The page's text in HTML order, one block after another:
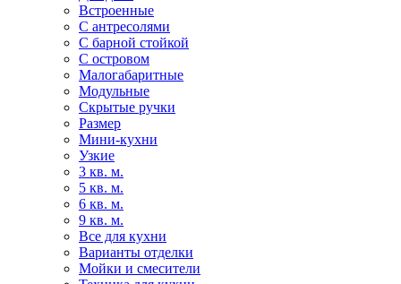
Встроенные
С антресолями
С барной стойкой
С островом
Малогабаритные
Модульные
Скрытые ручки
Размер
Мини-кухни
Узкие
3 кв. м.
5 кв. м.
6 кв. м.
9 кв. м.
Все для кухни
Варианты отделки
Мойки и смесители